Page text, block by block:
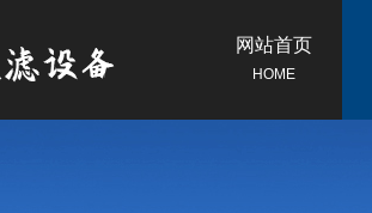
网站首页
HOME